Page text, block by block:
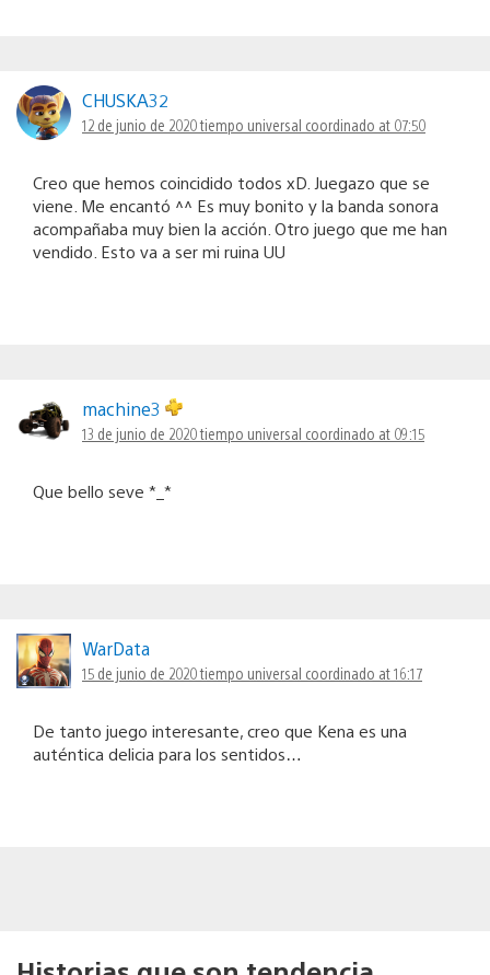
CHUSKA32
12 de junio de 2020 tiempo universal coordinado at 07:50
Creo que hemos coincidido todos xD. Juegazo que se
viene. Me encantó ^^ Es muy bonito y la banda sonora
acompañaba muy bien la acción. Otro juego que me han
vendido. Esto va a ser mi ruina UU
machine3
13 de junio de 2020 tiempo universal coordinado at 09:15
Que bello seve *_*
WarData
15 de junio de 2020 tiempo universal coordinado at 16:17
De tanto juego interesante, creo que Kena es una
auténtica delicia para los sentidos…